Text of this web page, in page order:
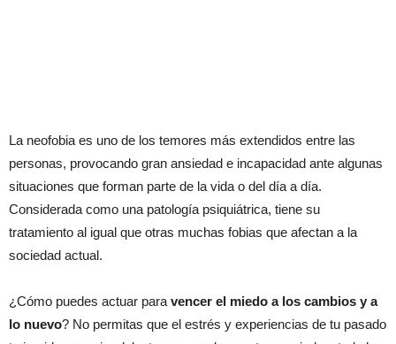
La neofobia es uno de los temores más extendidos entre las
personas, provocando gran ansiedad e incapacidad ante algunas
situaciones que forman parte de la vida o del día a día.
Considerada como una patología psiquiátrica, tiene su
tratamiento al igual que otras muchas fobias que afectan a la
sociedad actual.
¿Cómo puedes actuar para vencer el miedo a los cambios y a
lo nuevo? No permitas que el estrés y experiencias de tu pasado